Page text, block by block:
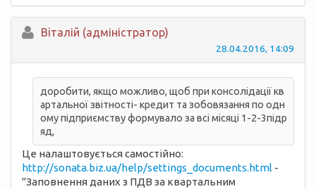
Вiталій (адміністратор)
28.04.2016, 14:09
доробити, якщо можливо, щоб при консолідації кв
артальної звітності- кредит та зобовязання по одн
ому підприємству формувало за всі місяці 1-2-3підр
яд,
Це налаштовується самостійно:
http://sonata.biz.ua/help/settings_documents.html -
"Заповнення даних з ПДВ за квартальним